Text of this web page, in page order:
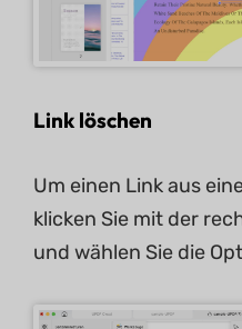
Link löschen
Um einen Link aus
klicken Sie mit der
und wählen Sie die